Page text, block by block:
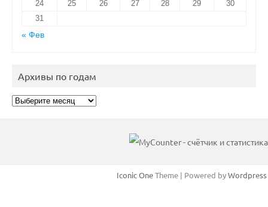
24
25 26 27 28 29
30
31
« Фев
Архивы по годам
Архивы
Iconic OneTheme | Powered byWordpress